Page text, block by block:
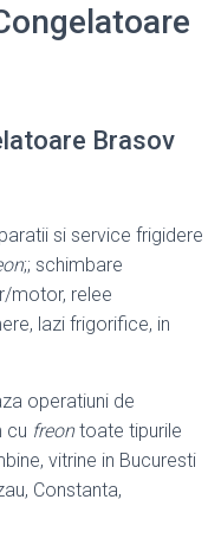
Brasov
si service frigidere
;; schimbare
motor, relee
lazi frigorifice, in
operatiuni de
cu freontoate tipurile
vitrine in Bucuresti
Constanta,